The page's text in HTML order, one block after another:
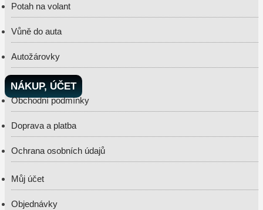
Potah na volant
Vůně do auta
Autožárovky
NÁKUP, ÚČET
Obchodní podmínky
Doprava a platba
Ochrana osobních údajů
Můj účet
Objednávky